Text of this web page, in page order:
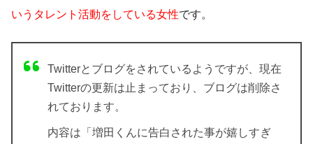
いうタレント活動をしている女性です。
Twitterと ブログをされているようですが、現在
Twitterの更新は止まっており、ブログは削除さ
れております。
内容は「増田くんに告白された事が嬉しすぎ